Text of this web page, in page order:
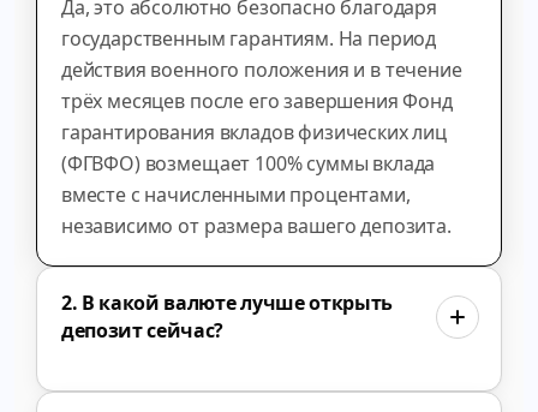
Да, это абсолютно безопасно благодаря
государственным гарантиям. На период
действия военного положения и в течение
трёх месяцев после его завершения Фонд
гарантирования вкладов физических лиц
(ФГВФО) возмещает 100% суммы вклада
вместе с начисленными процентами,
независимо от размера вашего депозита.
2. В какой валюте лучше открыть
депозит сейчас?